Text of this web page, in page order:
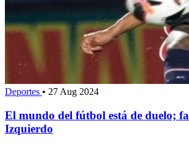
Deportes • 27 Aug 2024
El mundo del fútbol está de duelo;
Izquierdo